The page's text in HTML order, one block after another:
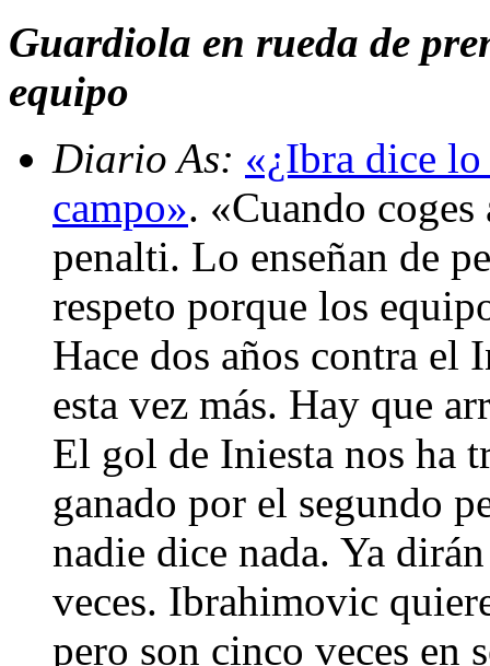
Guardiola en rueda de
equipo
Diario As: «¿Ibra dice
campo». «Cuando coges
penalti. Lo enseñan de
respeto porque los
Hace dos años contra el
esta vez más. Hay que
El gol de Iniesta nos ha
ganado por el segundo
nadie dice nada. Ya
veces. Ibrahimovic
pero son cinco veces en